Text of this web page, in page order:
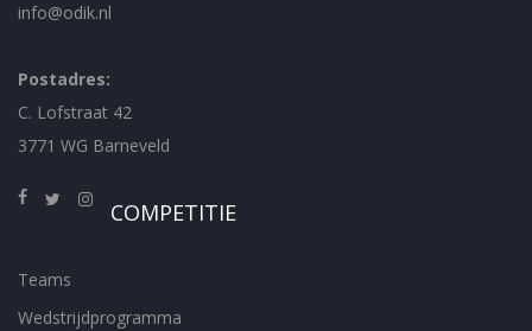
info@odik.nl
Postadres:
C. Lofstraat 42
3771 WG Barneveld
COMPETITIE
Teams
Wedstrijdprogramma